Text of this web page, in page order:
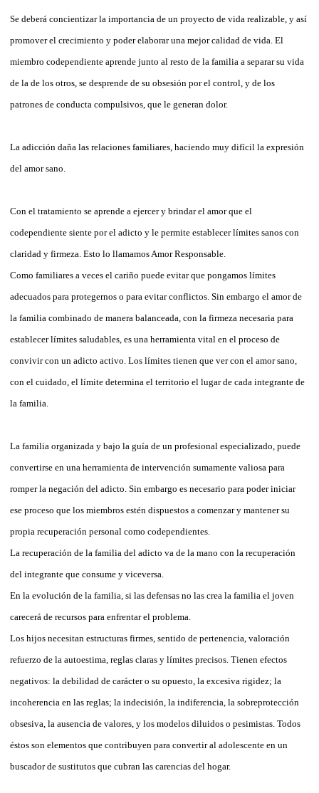
Se deberá concientizar la importancia de un proyecto de vida realizable, y así
promover el crecimiento y poder elaborar una mejor calidad de vida. El
miembro codependiente aprende junto al resto de la familia a separar su vida
de la de los otros, se desprende de su obsesión por el control, y de los
patrones de conducta compulsivos, que le generan dolor.
La adicción daña las relaciones familiares, haciendo muy difícil la expresión
del amor sano.
Con el tratamiento se aprende a ejercer y brindar el amor que el
codependiente siente por el adicto y le permite establecer límites sanos con
claridad y firmeza. Esto lo llamamos Amor Responsable.
Como familiares a veces el cariño puede evitar que pongamos límites
adecuados para protegernos o para evitar conflictos. Sin embargo el amor de
la familia combinado de manera balanceada, con la firmeza necesaria para
establecer límites saludables, es una herramienta vital en el proceso de
convivir con un adicto activo. Los límites tienen que ver con el amor sano,
con el cuidado, el límite determina el territorio el lugar de cada integrante de
la familia.
La familia organizada y bajo la guía de un profesional especializado, puede
convertirse en una herramienta de intervención sumamente valiosa para
romper la negación del adicto. Sin embargo es necesario para poder iniciar
ese proceso que los miembros estén dispuestos a comenzar y mantener su
propia recuperación personal como codependientes.
La recuperación de la familia del adicto va de la mano con la recuperación
del integrante que consume y viceversa.
En la evolución de la familia, si las defensas no las crea la familia el joven
carecerá de recursos para enfrentar el problema.
Los hijos necesitan estructuras firmes, sentido de pertenencia, valoración
refuerzo de la autoestima, reglas claras y límites precisos. Tienen efectos
negativos: la debilidad de carácter o su opuesto, la excesiva rigidez; la
incoherencia en las reglas; la indecisión, la indiferencia, la sobreprotección
obsesiva, la ausencia de valores, y los modelos diluidos o pesimistas. Todos
éstos son elementos que contribuyen para convertir al adolescente en un
buscador de sustitutos que cubran las carencias del hogar.